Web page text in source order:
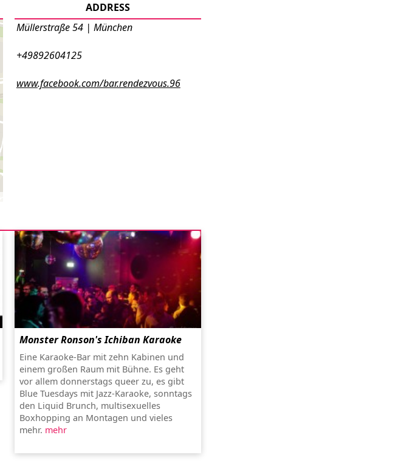
ADDRESS
Müllerstraße 54 | München
+49892604125
www.facebook.com/bar.rendezvous.96
Monster Ronson's Ichiban Karaoke
Eine Karaoke-Bar mit zehn Kabinen und
einem großen Raum mit Bühne. Es geht
vor allem donnerstags queer zu, es gibt
Blue Tuesdays mit Jazz-Karaoke, sonntags
den Liquid Brunch, multisexuelles
Boxhopping an Montagen und vieles
mehr. mehr